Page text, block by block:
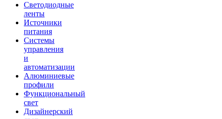
Светодиодные
ленты
Источники
питания
Системы
управления
и
автоматизации
Алюминиевые
профили
Функциональный
свет
Дизайнерский